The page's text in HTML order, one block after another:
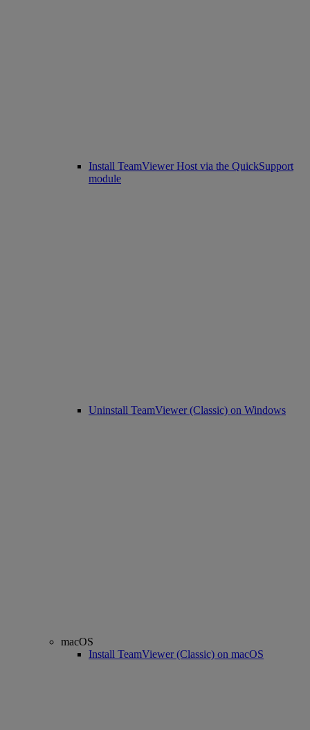
Install TeamViewer Host via the QuickSupport
module
Uninstall TeamViewer (Classic) on Windows
macOS
Install TeamViewer (Classic) on macOS